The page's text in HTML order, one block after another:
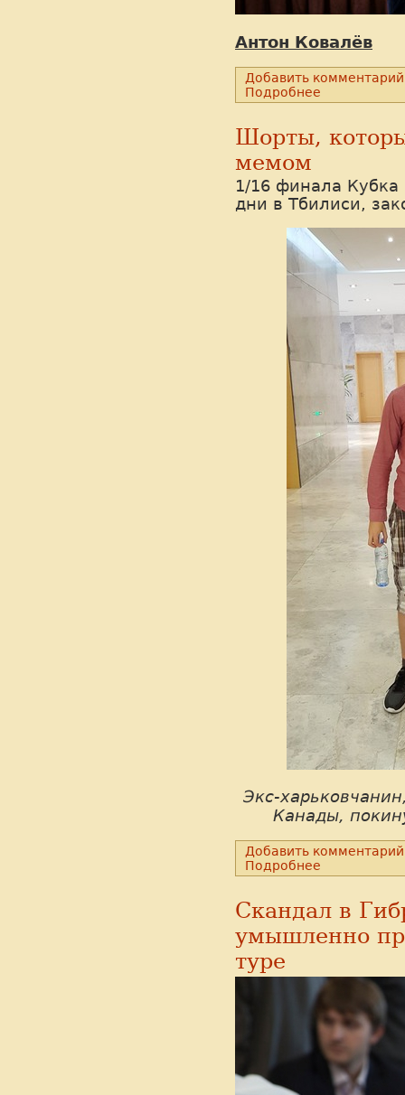
Антон Ковалёв
Добавить комментарий
Подробнее
Шорты,
мемом
1/16 финала
дни в Тбилиси,
Экс-
Канады,
Добавить комментарий
Подробнее
Скандал в
умышленно
туре